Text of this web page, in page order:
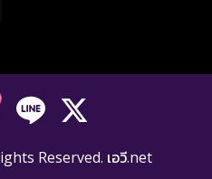
Reserved. เอวี.net